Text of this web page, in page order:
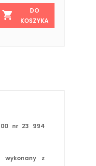
DO
KOSZYKA
nr 23 994
wykonany z